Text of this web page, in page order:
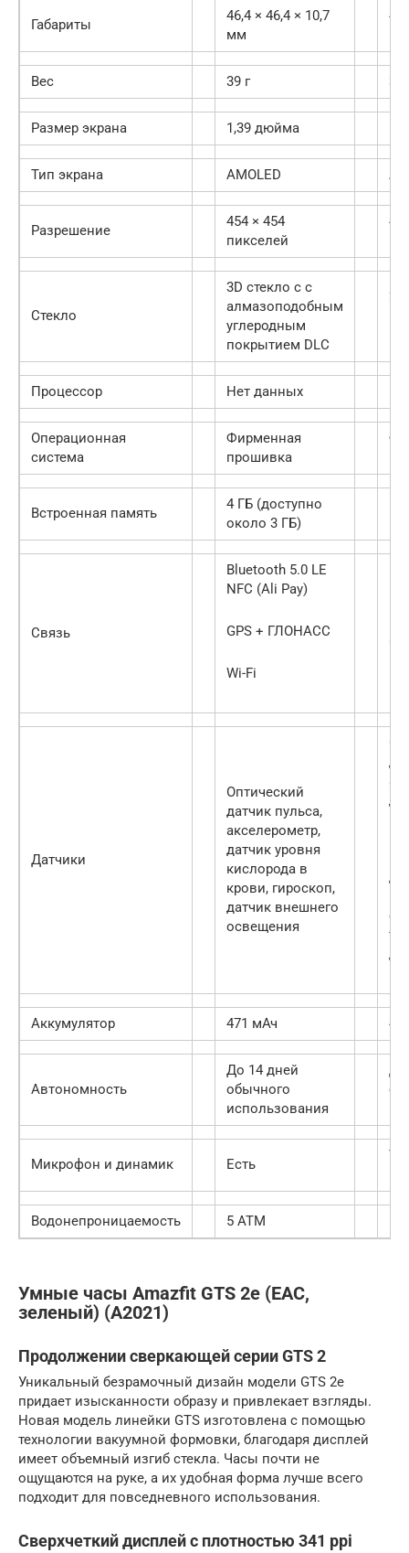
Габариты
46,4 × 46,4 × 10,7
мм
Вес 39 г 32
Размер экрана 1,39 дюйма
Тип экрана AMOLED
Разрешение
454 × 454
пикселей
Стекло
3D стекло с с
алмазоподобным
углеродным
покрытием DLC
Процессор Нет данных
Операционная
система
Фирменная
прошивка
Встроенная память
4 ГБ (доступно
около 3 ГБ)
Связь
Bluetooth 5.0 LE
NFC (Ali Pay)
GPS + ГЛОНАСС
Wi-Fi
Датчики
Оптический
датчик пульса,
акселерометр,
датчик уровня
кислорода в
крови, гироскоп,
датчик внешнего
освещения
Аккумулятор 471 мАч
Автономность
До 14 дней
обычного
использования
До
Микрофон и динамик Есть
Водонепроницаемость 5 АТМ
Умные часы Amazfit GTS 2e (EAC,
зеленый) (A2021)
Продолжении сверкающей серии GTS 2
Уникальный безрамочный дизайн модели GTS 2e
придает изысканности образу и привлекает взгляды.
Новая модель линейки GTS изготовлена с помощью
технологии вакуумной формовки, благодаря дисплей
имеет объемный изгиб стекла. Часы почти не
ощущаются на руке, а их удобная форма лучше всего
подходит для повседневного использования.
Сверхчеткий дисплей с плотностью 341 ppi